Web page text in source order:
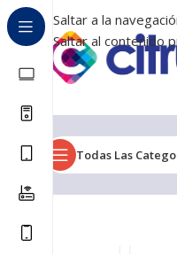
Saltar a la
Saltar al contenido
Todas Las